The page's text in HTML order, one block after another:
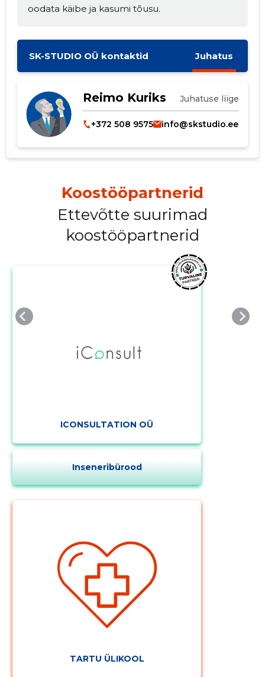
oodata käibe ja kasumi tõusu.
SK-STUDIO OÜ kontaktid Juhatus
Reimo Kuriks Juhatuse liige
+372 508 9575 info@skstudio.ee
Koostööpartnerid
Ettevõtte suurimad
koostööpartnerid
ICONSULTATION OÜ
Inseneribürood
TARTU ÜLIKOOL
Muuda pildi
kirjeldust